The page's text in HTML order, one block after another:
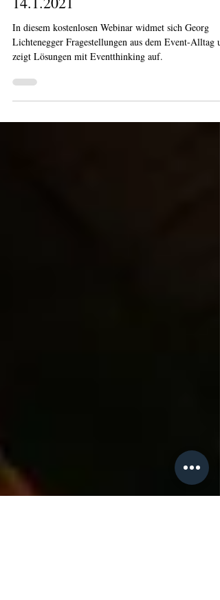
Eventthinking: Online-Webinar
„Probleme lösen mit Methode!“ am
14.1.2021
In diesem kostenlosen Webinar widmet sich Georg
zeigt Lösungen mit Eventthinking auf.